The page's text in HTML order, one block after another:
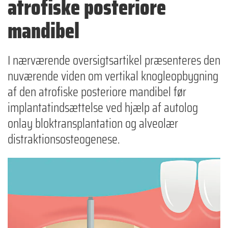
atrofiske posteriore
mandibel
I nærværende oversigtsartikel præsenteres den
nuværende viden om vertikal knogleopbygning
af den atrofiske posteriore mandibel før
implantatindsættelse ved hjælp af autolog
onlay bloktransplantation og alveolær
distraktionsosteogenese.